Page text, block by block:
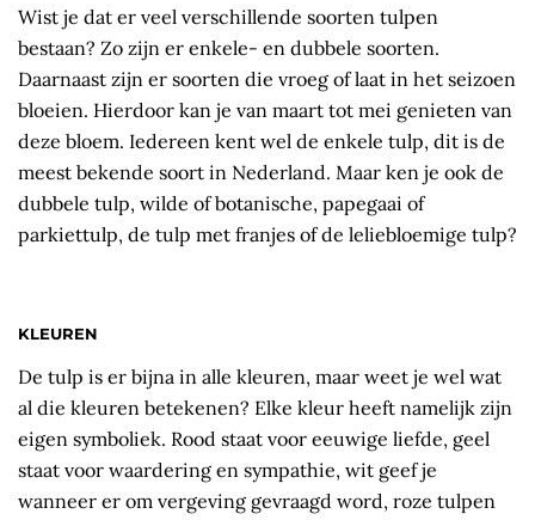
Wist je dat er veel verschillende soorten tulpen
bestaan? Zo zijn er enkele- en dubbele soorten.
Daarnaast zijn er soorten die vroeg of laat in het seizoen
bloeien. Hierdoor kan je van maart tot mei genieten van
deze bloem. Iedereen kent wel de enkele tulp, dit is de
meest bekende soort in Nederland. Maar ken je ook de
dubbele tulp, wilde of botanische, papegaai of
parkiettulp, de tulp met franjes of de leliebloemige tulp?
KLEUREN
De tulp is er bijna in alle kleuren, maar weet je wel wat
al die kleuren betekenen? Elke kleur heeft namelijk zijn
eigen symboliek. Rood staat voor eeuwige liefde, geel
staat voor waardering en sympathie, wit geef je
wanneer er om vergeving gevraagd word, roze tulpen